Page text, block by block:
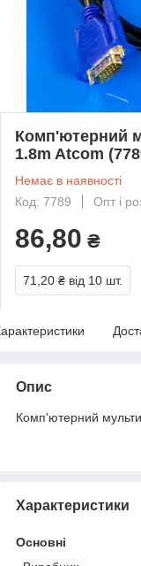
Комп'ютерний
1.8m Atcom
Немає в наявності
Код: 7789
Опт і
86,80 ₴
71,20 ₴ від 10 шт.
Опис
Комп'ютерний
Характеристики
Основні